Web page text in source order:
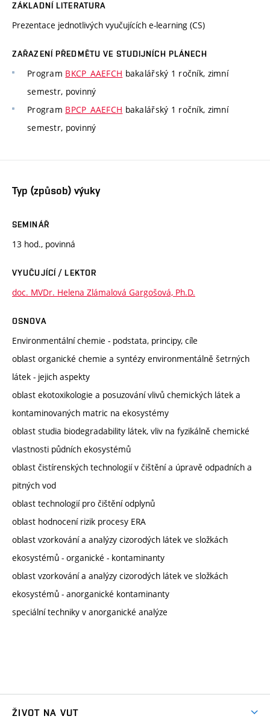
ZÁKLADNÍ LITERATURA
Prezentace jednotlivých vyučujících e-learning (CS)
ZAŘAZENÍ PŘEDMĚTU VE STUDIJNÍCH PLÁNECH
Program BKCP_AAEFCH bakalářský 1 ročník, zimní
semestr, povinný
Program BPCP_AAEFCH bakalářský 1 ročník, zimní
semestr, povinný
Typ (způsob) výuky
SEMINÁŘ
13 hod., povinná
VYUČUJÍCÍ / LEKTOR
doc. MVDr. Helena Zlámalová Gargošová, Ph.D.
OSNOVA
Environmentální chemie - podstata, principy, cíle
oblast organické chemie a syntézy environmentálně šetrných
látek - jejich aspekty
oblast ekotoxikologie a posuzování vlivů chemických látek a
kontaminovaných matric na ekosystémy
oblast studia biodegradability látek, vliv na fyzikálně chemické
vlastnosti půdních ekosystémů
oblast čistírenských technologií v čištění a úpravě odpadních a
pitných vod
oblast technologií pro čištění odplynů
oblast hodnocení rizik procesy ERA
oblast vzorkování a analýzy cizorodých látek ve složkách
ekosystémů - organické - kontaminanty
oblast vzorkování a analýzy cizorodých látek ve složkách
ekosystémů - anorganické kontaminanty
speciální techniky v anorganické analýze
ŽIVOT NA VUT